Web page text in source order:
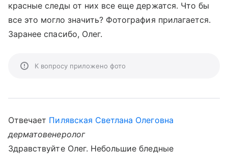
красные следы от них все еще держатся. Что бы
все это могло значить? Фотография прилагается.
Заранее спасибо, Олег.
К вопросу приложено фото
Отвечает Пилявская Светлана Олеговна
дерматовенеролог
Здравствуйте Олег. Небольшие бледные